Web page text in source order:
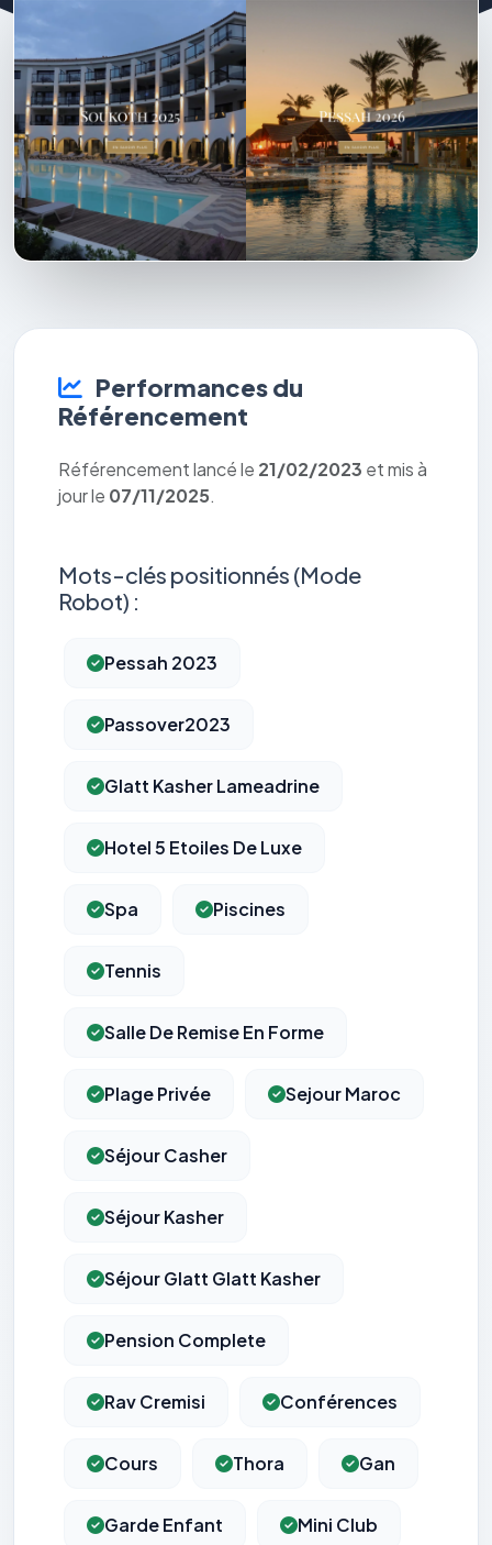
Performances du
Référencement
Référencement lancé le 21/02/2023 et mis à
jour le 07/11/2025.
Mots-clés positionnés (Mode
Robot) :
Pessah 2023
Passover2023
Glatt Kasher Lameadrine
Hotel 5 Etoiles De Luxe
Spa Piscines
Tennis
Salle De Remise En Forme
Plage Privée Sejour Maroc
Séjour Casher
Séjour Kasher
Séjour Glatt Glatt Kasher
Pension Complete
Rav Cremisi Conférences
Cours Thora Gan
Garde Enfant Mini Club